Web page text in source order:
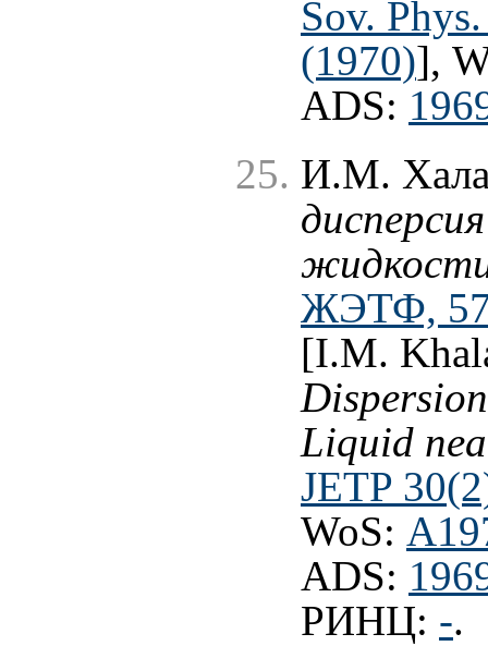
Sov.
(1970)],
ADS:
И.М.
ЖЭТФ, 57
[I.M.
Liquid
JETP
WoS:
ADS:
РИНЦ: -.